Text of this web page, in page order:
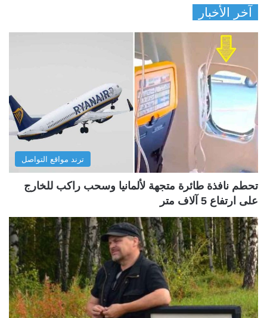
آخر الأخبار
ترند مواقع التواصل
تحطم نافذة طائرة متجهة لألمانيا وسحب راكب للخارج
على ارتفاع 5 آلاف متر